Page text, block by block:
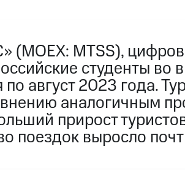
MTSS),
студенты во
август 2023 года.
аналогичным
прирост
поездок выросло